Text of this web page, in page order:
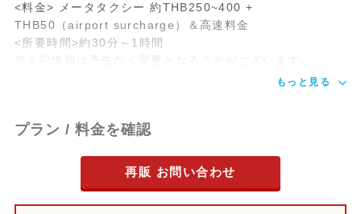
<料金> メータタクシー 約THB250~400 +
THB50（airport surcharge）＆高速料金
<所要時間>約30分～1時間
※上記情報は予告なく変更となることがございます。
もっと見る
プラン / 料金を確認
再販 お問い合わせ